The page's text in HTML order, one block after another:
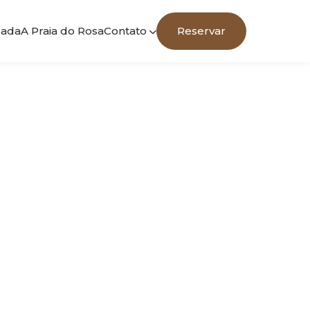
A Praia do RosaContato Reservar